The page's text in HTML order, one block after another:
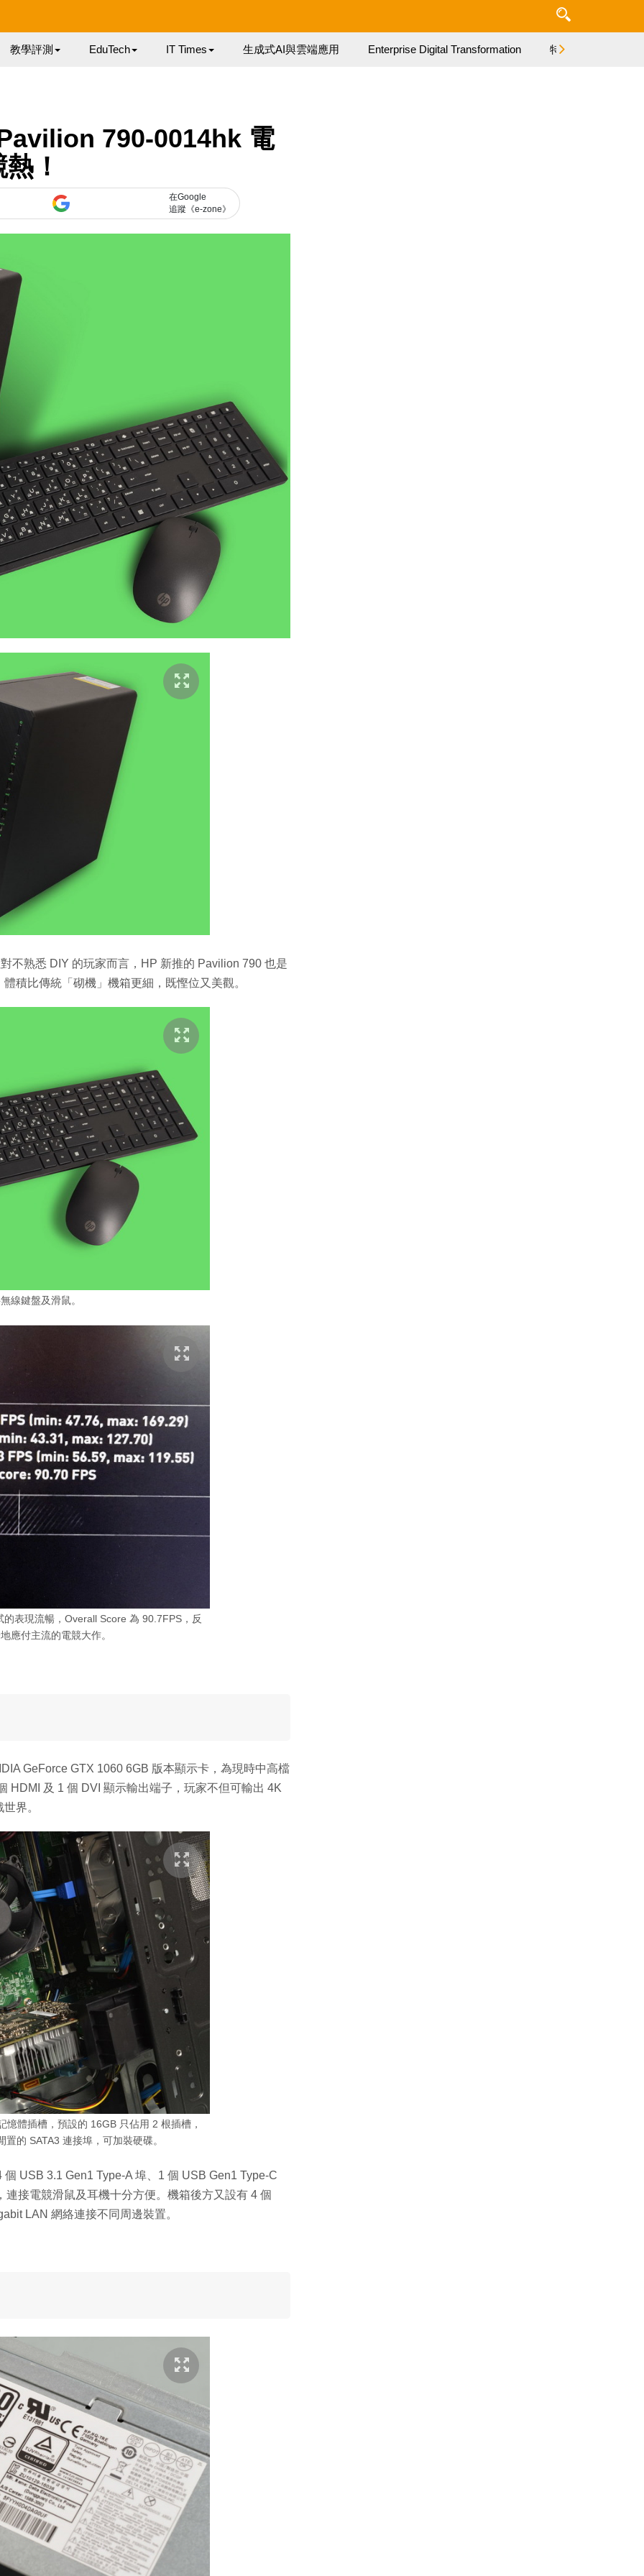
教學評測 EduTech IT Times 生成式AI與雲端應用 Enterprise Digital Transformation 特集
790-0014hk 電
！
在Google
追蹤《e-zone》
不熟悉 DIY 的玩家而言，HP 新推的 Pavilion 790 也是
積比傳統「砌機」機箱更細，既慳位又美觀。
線鍵盤及滑鼠。
表現流暢，Overall Score 為 90.7FPS，反
應付主流的電競大作。
GeForce GTX 1060 6GB 版本顯示卡，為現時中高檔
HDMI 及 1 個 DVI 顯示輸出端子，玩家不但可輸出 4K
界。
體插槽，預設的 16GB 只佔用 2 根插槽，
的 SATA3 連接埠，可加裝硬碟。
USB 3.1 Gen1 Type-A 埠、1 個 USB Gen1 Type-C
接電競滑鼠及耳機十分方便。機箱後方又設有 4 個
LAN 網絡連接不同周邊裝置。